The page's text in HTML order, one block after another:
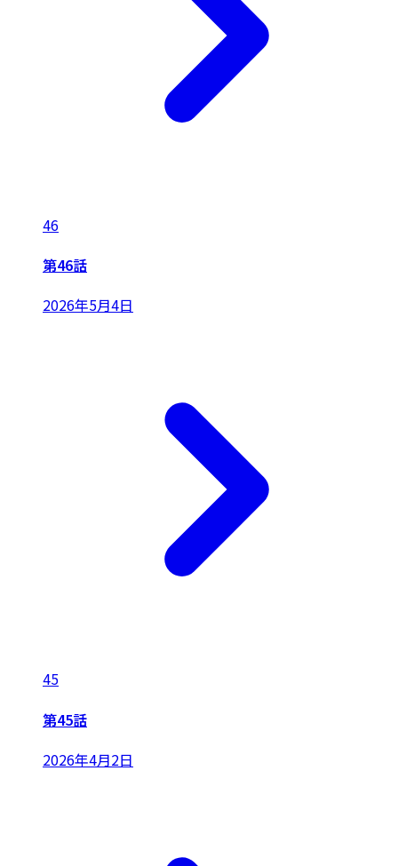
46
第46話
2026年5月4日
45
第45話
2026年4月2日